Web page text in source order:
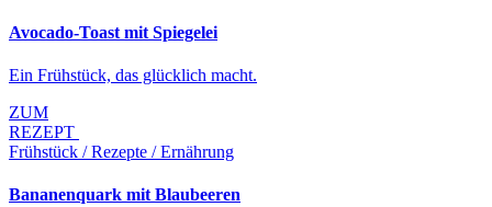
Avocado-Toast mit Spiegelei
Ein Frühstück, das glücklich macht.
ZUM
REZEPT
Frühstück / Rezepte / Ernährung
Bananenquark mit Blaubeeren